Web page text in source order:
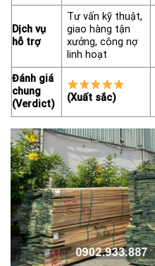
Dịch vụ
hỗ trợ
Tư vấn kỹ thuật,
giao hàng tận
xưởng, công nợ
linh hoạt
Đánh giá
chung
(Verdict)
(Xuất sắc)